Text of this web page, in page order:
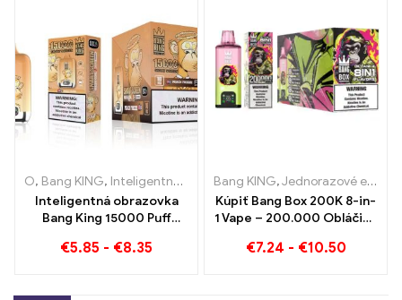
O, Bang KING, Inteligentná obrazovka Bang King 15000 Bafať
Inteligentná obrazovka
Bang King 15000 Puff
dokončenia e-ZIGARETY
€5.85 - €8.35
Bang KING,Jednorazové e-cigarety
Kúpiť Bang Box 200K 8-in-
1 Vape – 200.000 Obláčiky
€7.24 - €10.50